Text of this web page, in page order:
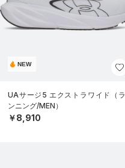
NEW
UAサージ5 エクストラワイド（ラ
ンニング/MEN）
￥8,910